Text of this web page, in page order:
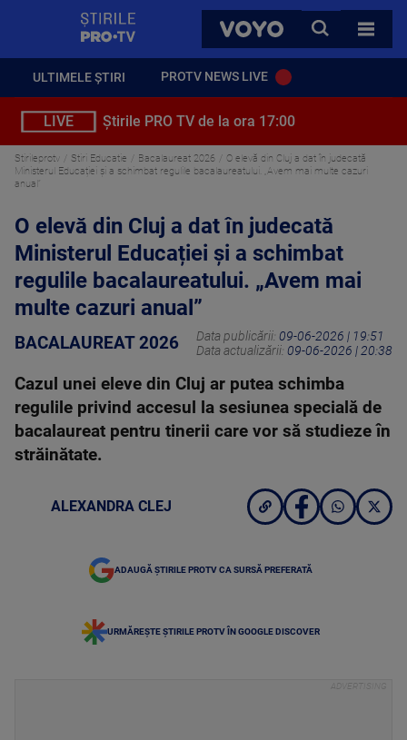
VOYO
CAUTA
TOATE
ULTIMELE ȘTIRI PROTV NEWS LIVE
LIVE Știrile PRO TV de la ora 17:00
Stirileprotv Stiri Educatie Bacalaureat 2026
O elevă din Cluj a dat în judecată
Ministerul Educației și a schimbat regulile bacalaureatului. „Avem mai multe cazuri
anual”
O elevă din Cluj a dat în judecată
Ministerul Educației și a schimbat
regulile bacalaureatului. „Avem mai
multe cazuri anual”
BACALAUREAT 2026 Data publicării: 09-06-2026 | 19:51
Data actualizării: 09-06-2026 | 20:38
Cazul unei eleve din Cluj ar putea schimba
regulile privind accesul la sesiunea specială de
bacalaureat pentru tinerii care vor să studieze în
străinătate.
ALEXANDRA CLEJ
ADAUGĂ ȘTIRILE PROTV CA SURSĂ PREFERATĂ
URMĂREȘTE ȘTIRILE PROTV ÎN GOOGLE DISCOVER